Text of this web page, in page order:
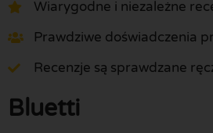
Wiarygodne i niezależne
Prawdziwe doświadczenia
Recenzje są sprawdzane
Bluetti